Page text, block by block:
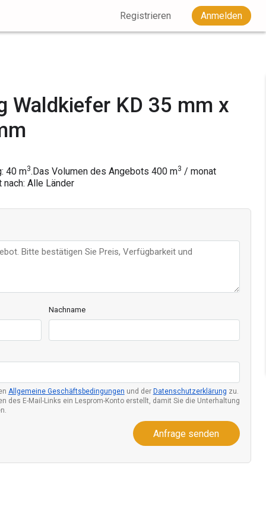
Registrieren Anmelden
Waldkiefer KD 35 mm x
40 m3.Das Volumen des Angebots 400m3 / monat
Alle Länder
Nachname
Allgemeine Geschäftsbedingungen und der Datenschutzerklärung zu.
des E-Mail-Links ein Lesprom-Konto erstellt, damit Sie die Unterhaltung
Anfrage senden